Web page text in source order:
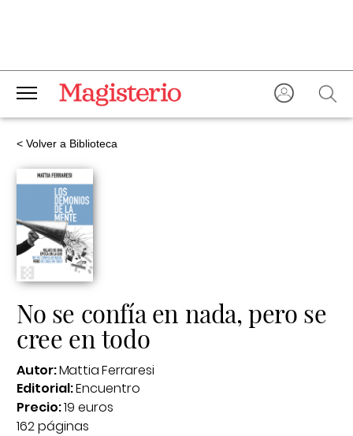
< Volver a Biblioteca
No se confía en nada, pero se
cree en todo
Autor:Mattia Ferraresi
Editorial:Encuentro
Precio:19 euros
162 páginas